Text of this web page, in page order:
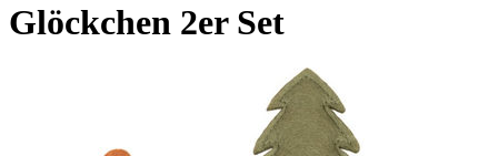
Glöckchen 2er Set